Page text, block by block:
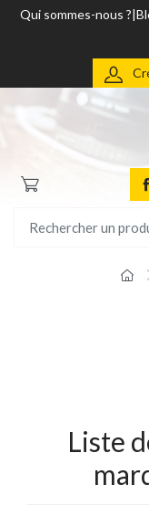
Qui sommes-nous ?
Liste